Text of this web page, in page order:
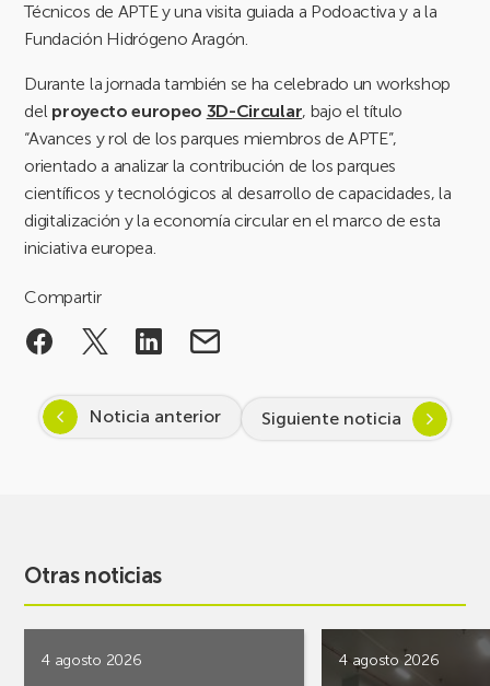
Técnicos de APTE y una visita guiada a Podoactiva y a la
Fundación Hidrógeno Aragón.
Durante la jornada también se ha celebrado un workshop
del proyecto europeo 3D-Circular, bajo el título
“Avances y rol de los parques miembros de APTE”,
orientado a analizar la contribución de los parques
científicos y tecnológicos al desarrollo de capacidades, la
digitalización y la economía circular en el marco de esta
iniciativa europea.
Compartir
Noticia anterior Siguiente noticia
Otras noticias
4 agosto 2026 4 agosto 2026